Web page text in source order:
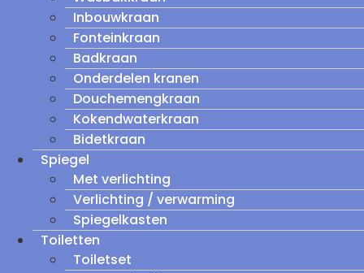
Inbouwkraan
Fonteinkraan
Badkraan
Onderdelen kranen
Douchemengkraan
Kokendwaterkraan
Bidetkraan
Spiegel
Met verlichting
Verlichting / verwarming
Spiegelkasten
Toiletten
Toiletset